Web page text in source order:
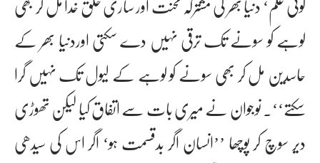
لوہے کو سونے تک ترقی نہیں دے سکتی اوردنیا بھر کے
حاسدین مل کر بھی سونے کو لوہے کے لیول تک نہیں گرا
سکتے‘‘۔ نوجوان نے میری بات سے اتفاق کیا لیکن تھوڑی
دیر سوچ کر پوچھا ’’انسان اگر بدقسمت ہو‘ اگر اس کی سیدھی